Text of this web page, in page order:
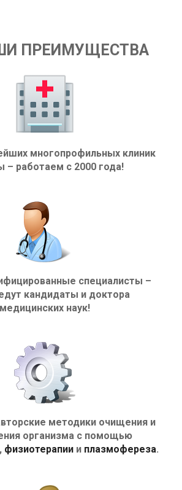
ПРЕИМУЩЕСТВА
многопрофильных клиник
– работаем с 2000 года!
специалисты –
кандидаты и доктора
медицинских наук!
методики очищения и
организма с помощью
физиотерапиии плазмофереза.